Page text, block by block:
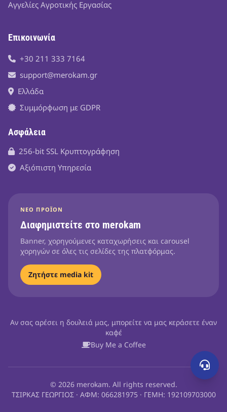
Αγγελίες Αγροτικής Εργασίας
Επικοινωνία
+30 211 333 7164
support@merokam.gr
Ελλάδα
Συμμόρφωση με GDPR
Ασφάλεια
256-bit SSL Κρυπτογράφηση
Αξιόπιστη Υπηρεσία
ΝΈΟ ΠΡΟΪΌΝ
Διαφημιστείτε στο merokam
Banner, χορηγούμενες καταχωρήσεις και carousel
χορηγών σε όλες τις σελίδες της πλατφόρμας.
Ζητήστε media kit
Αν σας αρέσει η δουλειά μας, μπορείτε να μας κεράσετε έναν
καφέ
Buy Me a Coffee
© 2026 merokam. All rights reserved.
ΤΣΙΡΚΑΣ ΓΕΩΡΓΙΟΣ · ΑΦΜ: 066281975 · ΓΕΜΗ: 192109703000